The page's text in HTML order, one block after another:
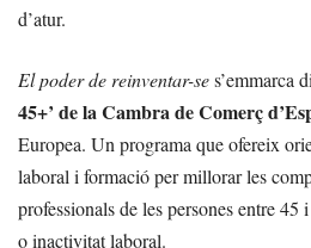
d’atur.
El poder de reinventar-ses’emmarca
45+’ de la Cambra de Comerç
Europea. Un programa que ofereix
laboral i formació per millorar les
professionals de les persones entre 45
o inactivitat laboral.